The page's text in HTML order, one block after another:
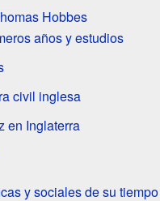
Hobbes
años y estudios
civil inglesa
en Inglaterra
y sociales de su tiempo